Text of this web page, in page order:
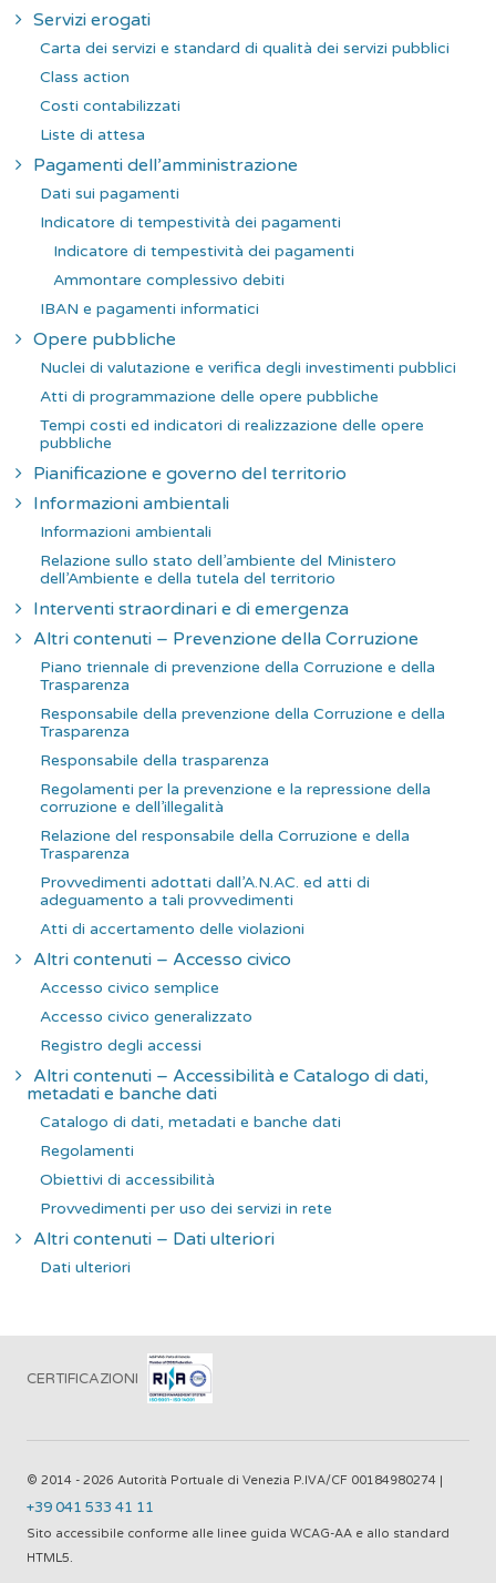
Servizi erogati
Carta dei servizi e standard di qualità dei servizi pubblici
Class action
Costi contabilizzati
Liste di attesa
Pagamenti dell’amministrazione
Dati sui pagamenti
Indicatore di tempestività dei pagamenti
Indicatore di tempestività dei pagamenti
Ammontare complessivo debiti
IBAN e pagamenti informatici
Opere pubbliche
Nuclei di valutazione e verifica degli investimenti pubblici
Atti di programmazione delle opere pubbliche
Tempi costi ed indicatori di realizzazione delle opere
pubbliche
Pianificazione e governo del territorio
Informazioni ambientali
Informazioni ambientali
Relazione sullo stato dell’ambiente del Ministero
dell’Ambiente e della tutela del territorio
Interventi straordinari e di emergenza
Altri contenuti – Prevenzione della Corruzione
Piano triennale di prevenzione della Corruzione e della
Trasparenza
Responsabile della prevenzione della Corruzione e della
Trasparenza
Responsabile della trasparenza
Regolamenti per la prevenzione e la repressione della
corruzione e dell’illegalità
Relazione del responsabile della Corruzione e della
Trasparenza
Provvedimenti adottati dall’A.N.AC. ed atti di
adeguamento a tali provvedimenti
Atti di accertamento delle violazioni
Altri contenuti – Accesso civico
Accesso civico semplice
Accesso civico generalizzato
Registro degli accessi
Altri contenuti – Accessibilità e Catalogo di dati,
metadati e banche dati
Catalogo di dati, metadati e banche dati
Regolamenti
Obiettivi di accessibilità
Provvedimenti per uso dei servizi in rete
Altri contenuti – Dati ulteriori
Dati ulteriori
CERTIFICAZIONI
© 2014 - 2026 Autorità Portuale di Venezia P.IVA/CF 00184980274 |
+39 041 533 41 11
Sito accessibile conforme alle linee guida WCAG-AA e allo standard
HTML5.